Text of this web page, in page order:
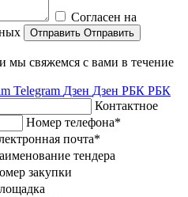
Согласен на
Отправить Отправить
мы свяжемся с вами в течение
Telegram Дзен Дзен РБК РБК
Контактное
Номер телефона*
почта*
тендера
закупки